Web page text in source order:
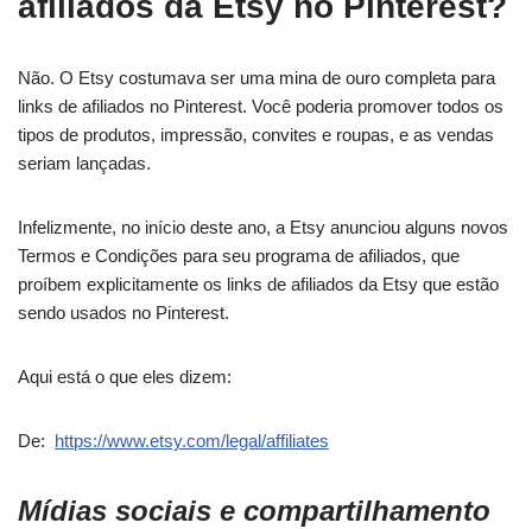
Não. O Etsy costumava ser uma mina de ouro completa para
links de afiliados no Pinterest. Você poderia promover todos os
tipos de produtos, impressão, convites e roupas, e as vendas
seriam lançadas.
Infelizmente, no início deste ano, a Etsy anunciou alguns novos
Termos e Condições para seu programa de afiliados, que
proíbem explicitamente os links de afiliados da Etsy que estão
sendo usados ​​no Pinterest.
Aqui está o que eles dizem:
De: https://www.etsy.com/legal/affiliates
Mídias sociais e compartilhamento